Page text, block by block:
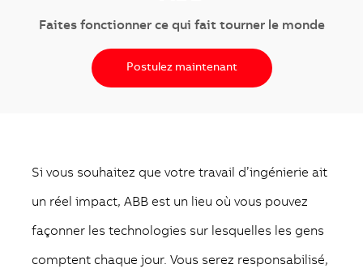
Faites fonctionner ce qui fait tourner le monde
Postulez maintenant
Si vous souhaitez que votre travail d’ingénierie ait
un réel impact, ABB est un lieu où vous pouvez
façonner les technologies sur lesquelles les gens
comptent chaque jour. Vous serez responsabilisé,